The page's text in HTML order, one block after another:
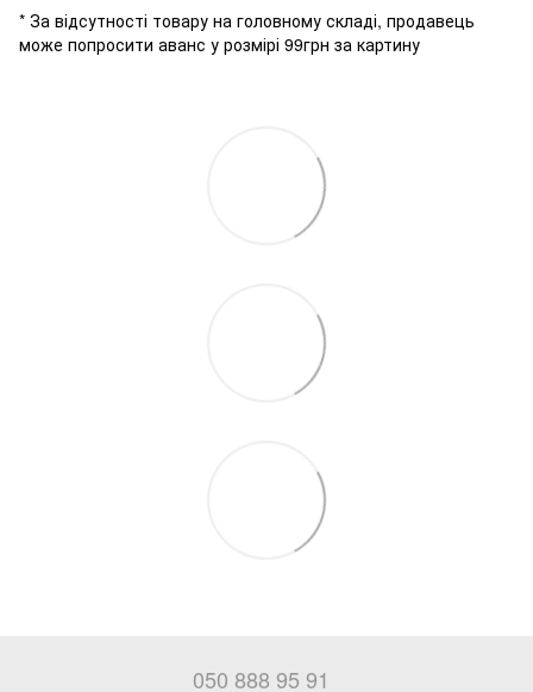
* За відсутності товару на головному складі, продавець
може попросити аванс у розмірі 99грн за картину
050 888 95 91